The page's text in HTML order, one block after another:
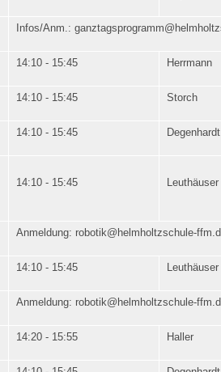
Infos/Anm.:
14:10 - 15:45 Herrmann
14:10 - 15:45 Storch
14:10 - 15:45 Degenhardt
14:10 - 15:45 Leuthäuser
Anmeldung: robotik@helmholtzschule-
14:10 - 15:45 Leuthäuser
Anmeldung: robotik@helmholtzschule-
14:20 - 15:55 Haller